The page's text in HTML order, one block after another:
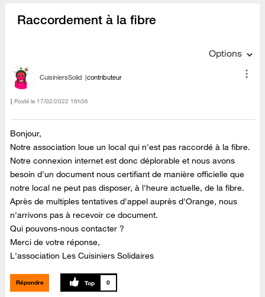
Raccordement à la fibre
Options
CuisiniersSolid contributeur
Posté le ‎17/02/2022 16h56
Bonjour,
Notre association loue un local qui n'est pas raccordé à la fibre.
Notre connexion internet est donc déplorable et nous avons
besoin d'un document nous certifiant de manière officielle que
notre local ne peut pas disposer, à l'heure actuelle, de la fibre.
Après de multiples tentatives d'appel auprès d'Orange, nous
n'arrivons pas à recevoir ce document.
Qui pouvons-nous contacter ?
Merci de votre réponse,
L'association Les Cuisiniers Solidaires
Répondre 0